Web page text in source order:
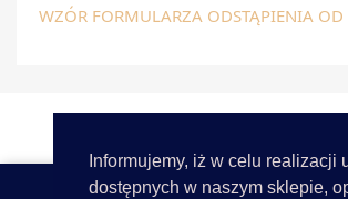
Informujemy, iż w celu realizacji
dostępnych w naszym sklepie,
WZÓR FORMULARZA ODSTĄPIENIA